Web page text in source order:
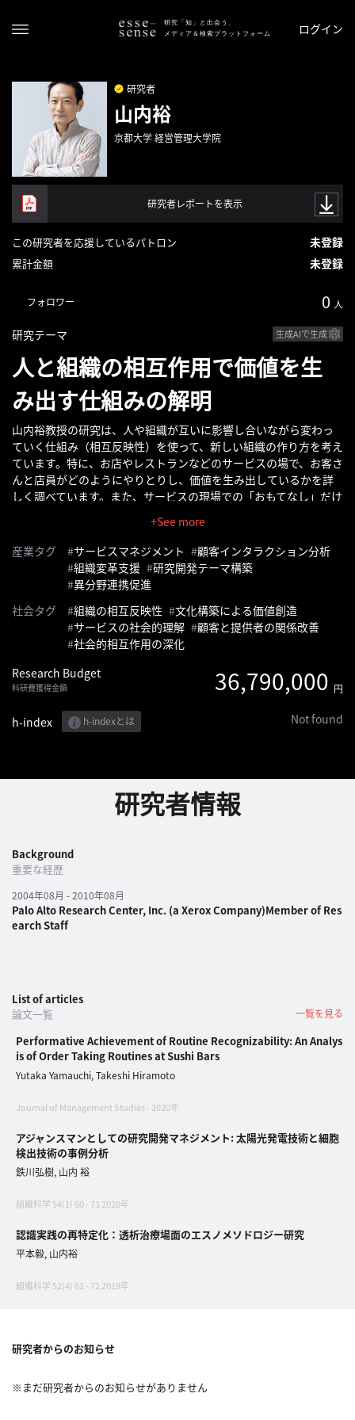
研究「知」と出会う、
メディア＆検索プラットフォーム
ログイン
プ
ス
へ
記
事
一
覧
へ
稿/
取
材
記
事
の
覧
ロ
へ
ー
カ
イ
一
へ
究
者
へ
研
者
研究者
山内裕
京都大学 経営管理大学院
研究者レポートを表示
この研究者を応援しているパトロン 未登録
累計金額 未登録
フォロワー 0 人
研究テーマ 生成AIで生成
人と組織の相互作用で価値を生
み出す仕組みの解明
山内裕教授の研究は、人や組織が互いに影響し合いながら変わっ
ていく仕組み（相互反映性）を使って、新しい組織の作り方を考え
ています。特に、お店やレストランなどのサービスの場で、お客さ
んと店員がどのようにやりとりし、価値を生み出しているかを詳
しく調べています。また、サービスの現場での「おもてなし」だけ
係もあることを明らかにしています。さらに、文化を作り出すこ
とで新しい価値を生み出す方法や、会社の研究開発で新しいテー
マをどう決めていくかも研究しています。これらの研究は、複雑
な社会の中で組織やサービスがうまく機能するためのヒントを提
+See more
産業タグ
サービスマネジメント
顧客インタラクション分析
組織変革支援
研究開発テーマ構築
異分野連携促進
社会タグ
組織の相互反映性
文化構築による価値創造
サービスの社会的理解
顧客と提供者の関係改善
社会的相互作用の深化
Research Budget
科研費獲得金額 36,790,000 円
h-index h-indexとは Not found
研究者情報
Background
重要な経歴
2004年08月 - 2010年08月
Palo Alto Research Center, Inc. (a Xerox Company)Member of Res
earch Staff
List of articles
論文一覧
一覧を見る
Performative Achievement of Routine Recognizability: An Analys
is of Order Taking Routines at Sushi Bars
Yutaka Yamauchi, Takeshi Hiramoto
Journal of Management Studies - 2020年
アジャンスマンとしての研究開発マネジメント: 太陽光発電技術と細胞
検出技術の事例分析
鉄川弘樹, 山内 裕
組織科学 54(1) 60 - 73 2020年
認識実践の再特定化：透析治療場面のエスノメソドロジー研究
平本毅, 山内裕
組織科学 52(4) 61 - 72 2019年
研究者からのお知らせ
※まだ研究者からのお知らせがありません